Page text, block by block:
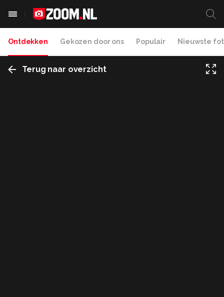
Ontdekken Gekozen door ons Populair Nieuwste
Terug naar overzicht